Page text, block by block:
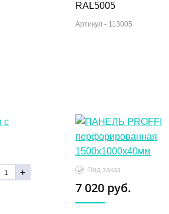
RAL5005
Артикул - 113005
+ Под заказ
7 020 руб.